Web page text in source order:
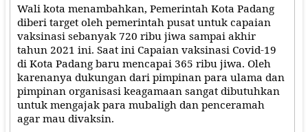
Wali kota menambahkan, Pemerintah Kota Padang
diberi target oleh pemerintah pusat untuk capaian
vaksinasi sebanyak 720 ribu jiwa sampai akhir
tahun 2021 ini. Saat ini Capaian vaksinasi Covid-19
di Kota Padang baru mencapai 365 ribu jiwa. Oleh
karenanya dukungan dari pimpinan para ulama dan
pimpinan organisasi keagamaan sangat dibutuhkan
untuk mengajak para mubaligh dan penceramah
agar mau divaksin.